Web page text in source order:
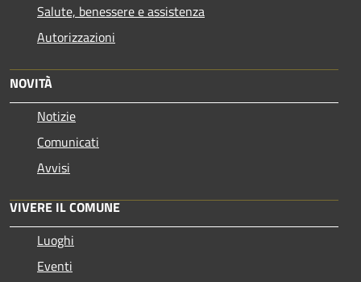
Salute, benessere e assistenza
Autorizzazioni
NOVITÀ
Notizie
Comunicati
Avvisi
VIVERE IL COMUNE
Luoghi
Eventi